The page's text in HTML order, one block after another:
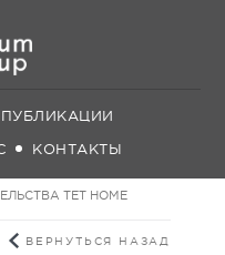
ПУБЛИКАЦИИ
КОНТАКТЫ
TET HOME
ВЕРНУТЬСЯ НАЗАД